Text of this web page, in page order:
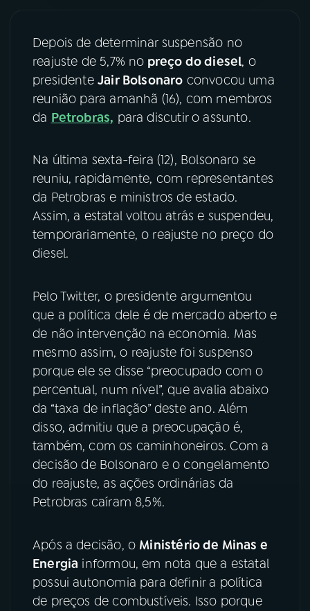
08
ACOMPANHE A RÁDIO NACIONAL
YouTube
Instagram X
TikTok
Depois de determinar suspensão no
reajuste de 5,7% no preço do diesel, o
presidente Jair Bolsonaro convocou uma
reunião para amanhã (16), com membros
da Petrobras, para discutir o assunto.
Na última sexta-feira (12), Bolsonaro se
reuniu, rapidamente, com representantes
da Petrobras e ministros de estado.
Assim, a estatal voltou atrás e suspendeu,
temporariamente, o reajuste no preço do
diesel.
Pelo Twitter, o presidente argumentou
que a política dele é de mercado aberto e
de não intervenção na economia. Mas
mesmo assim, o reajuste foi suspenso
porque ele se disse “preocupado com o
percentual, num nível”, que avalia abaixo
da “taxa de inflação” deste ano. Além
disso, admitiu que a preocupação é,
também, com os caminhoneiros. Com a
decisão de Bolsonaro e o congelamento
do reajuste, as ações ordinárias da
Petrobras caíram 8,5%.
Após a decisão, o Ministério de Minas e
Energia informou, em nota que a estatal
possui autonomia para definir a política
de preços de combustíveis. Isso porque